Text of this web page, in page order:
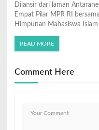
Dilansir dari laman
Empat Pilar MPR RI
Himpunan Mahasiswa
READ MORE
Comment Here